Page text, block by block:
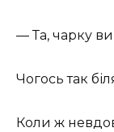
— Та, чарку
Чогось так
Коли ж